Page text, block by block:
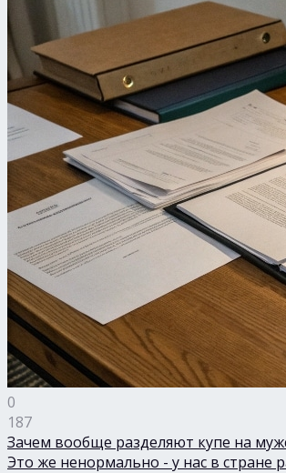
0
187
Зачем вообще разделяют купе на
Это же ненормально - у нас в стране